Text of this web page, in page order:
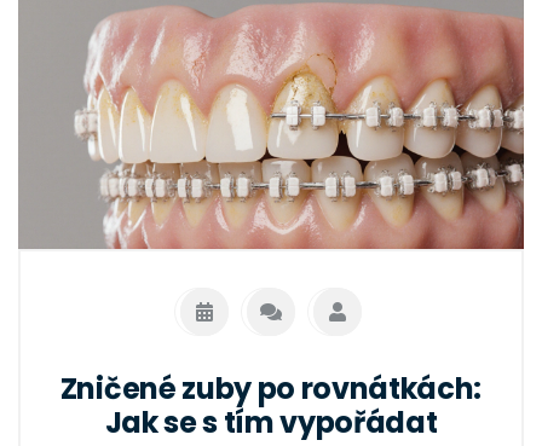
Zničené zuby po rovnátkách:
Jak se s tím vypořádat